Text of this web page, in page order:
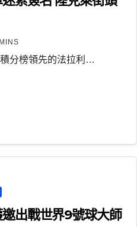
積分榜領先的法拉利…
邀出戰世界9號球大師